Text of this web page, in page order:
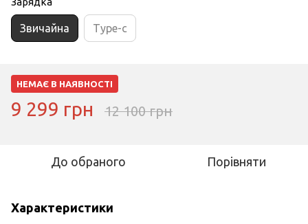
Звичайна Type-c
НЕМАЄ В НАЯВНОСТІ
9 299 грн 12 100 грн
До обраного Порівняти
Характеристики